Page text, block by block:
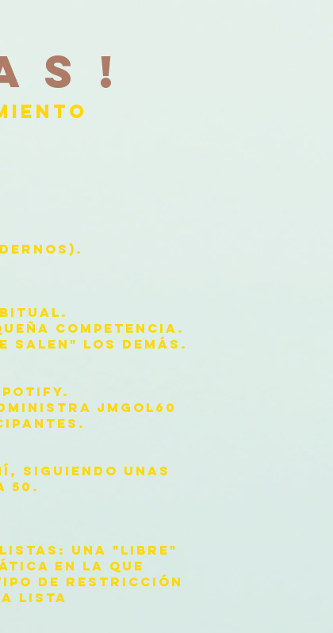
COMPETENCIA.
SALEN" LOS DEMÁS.
JMGOL60
SIGUIENDO UNAS
50.
UNA "LIBRE"
EN LA QUE
DE RESTRICCIÓN
LISTA